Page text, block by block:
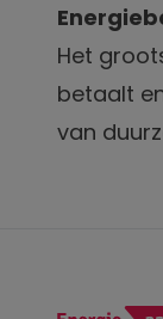
Het
betaalt
van